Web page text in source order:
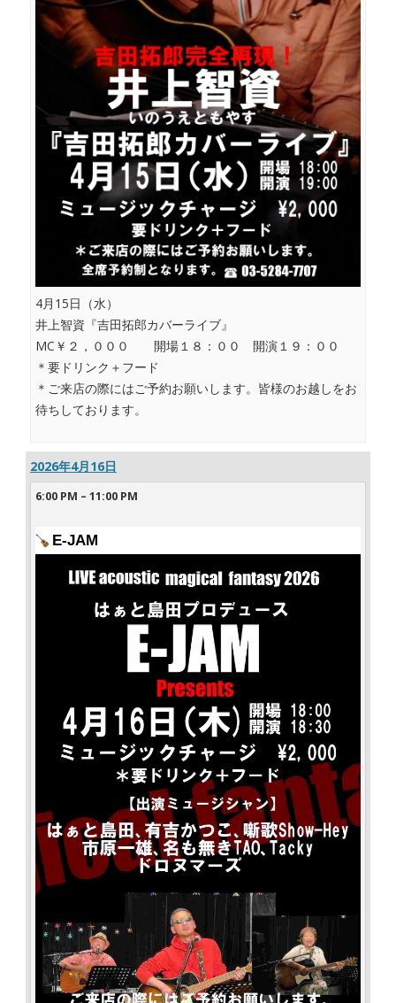
4月15日（水）
井上智資『吉田拓郎カバーライブ』
MC￥２，０００ 開場１８：００ 開演１９：００
＊要ドリンク＋フード
＊ご来店の際にはご予約お願いします。皆様のお越しをお
待ちしております。
2026年4月16日
6:00 PM – 11:00 PM
E-JAM